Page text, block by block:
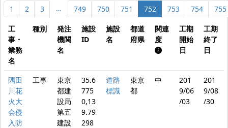
1 2 3 … 749 750 751 752 753 754 755
工
事・
業務
名
種別
発注
機関
名
施設
ID
施設
名
都道
府県
関連
度
工期
開始
日
工期
終了
日
隅田
川花
火大
会侵
入防
工事
東京
都建
設局
第五
建設
35.6
775
0,13
9.79
298
道路
標識
東京
都
中
201
9/06
/03
201
9/08
/30